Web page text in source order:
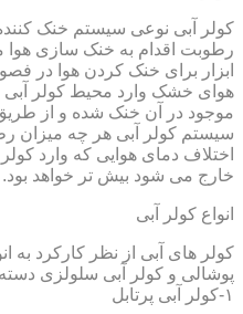
کولر آبی نوعی سیستم خنک
رطوبت اقدام به خنک سازی هوا
ابزار برای خنک کردن هوا در
هوای خشک وارد محیط کولر
موجود در آن خنک شده و از
سیستم کولر آبی هر چه میزان
اختلاف دمای هوایی که وارد
خارج می شود بیش تر خواهد بود.
انواع کولر آبی
کولر های آبی از نظر کارکرد به
پوشالی و کولر آبی سلولزی
۱-کولر آبی پرتابل